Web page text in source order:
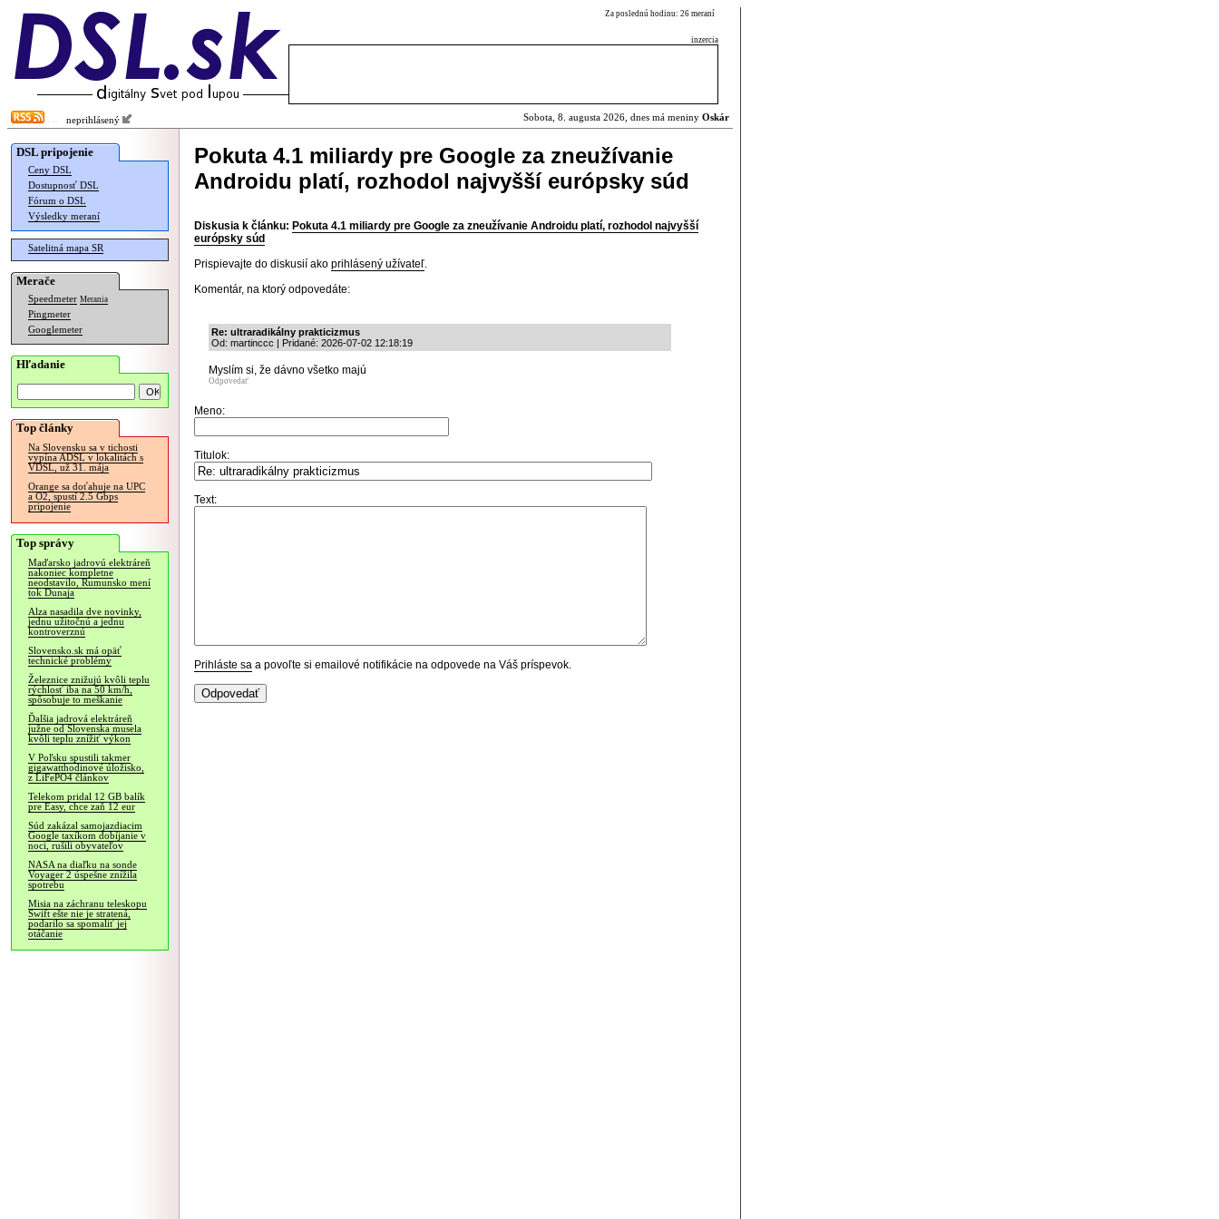
Za poslednú hodinu: 26 meraní
inzercia
neprihlásený Sobota, 8. augusta 2026, dnes má meniny Oskár
DSL pripojenie
Ceny DSL
Dostupnosť DSL
Fórum o DSL
Výsledky meraní
Satelitná mapa SR
Merače
Speedmeter Merania
Pingmeter
Googlemeter
Hľadanie
Top články
Na Slovensku sa v tichosti
vypína ADSL v lokalitách s
VDSL, už 31. mája
Orange sa doťahuje na UPC
a O2, spustí 2.5 Gbps
pripojenie
Top správy
Maďarsko jadrovú elektráreň
nakoniec kompletne
neodstavilo, Rumunsko mení
tok Dunaja
Alza nasadila dve novinky,
jednu užitočnú a jednu
kontroverznú
Slovensko.sk má opäť
technické problémy
Železnice znižujú kvôli teplu
rýchlosť iba na 50 km/h,
spôsobuje to meškanie
Ďalšia jadrová elektráreň
južne od Slovenska musela
kvôli teplu znížiť výkon
V Poľsku spustili takmer
gigawatthodinové úložisko,
z LiFePO4 článkov
Telekom pridal 12 GB balík
pre Easy, chce zaň 12 eur
Súd zakázal samojazdiacim
Google taxíkom dobíjanie v
noci, rušili obyvateľov
NASA na diaľku na sonde
Voyager 2 úspešne znížila
spotrebu
Misia na záchranu teleskopu
Swift ešte nie je stratená,
podarilo sa spomaliť jej
otáčanie
Pokuta 4.1 miliardy pre Google za zneužívanie
Androidu platí, rozhodol najvyšší európsky súd
Diskusia k článku: Pokuta 4.1 miliardy pre Google za zneužívanie Androidu platí, rozhodol najvyšší
európsky súd
Prispievajte do diskusií ako prihlásený užívateľ.
Komentár, na ktorý odpovedáte:
Re: ultraradikálny prakticizmus
Od: martinccc | Pridané: 2026-07-02 12:18:19
Myslím si, že dávno všetko majú
Odpovedať
Meno:
Titulok:
Text:
Prihláste sa a povoľte si emailové notifikácie na odpovede na Váš príspevok.